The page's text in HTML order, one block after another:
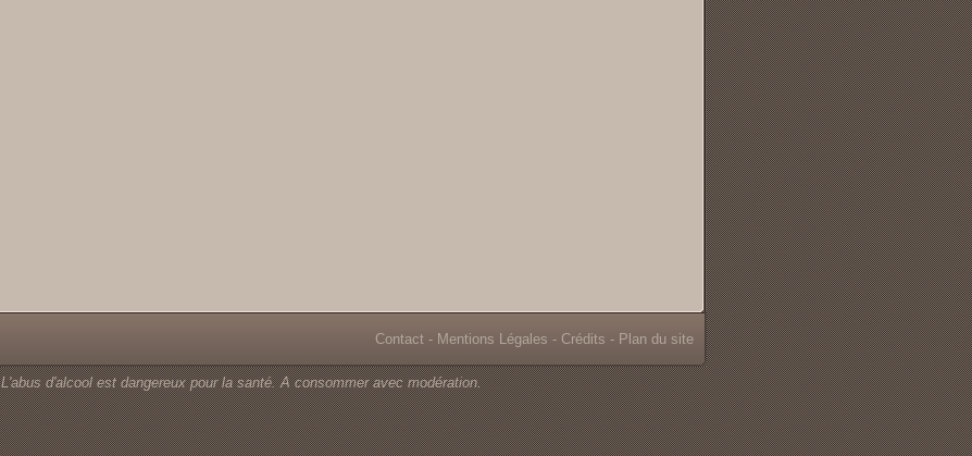
Contact- Mentions Légales - Crédits - Plan du site
L'abus d'alcool est dangereux pour la santé. A consommer avec modération.